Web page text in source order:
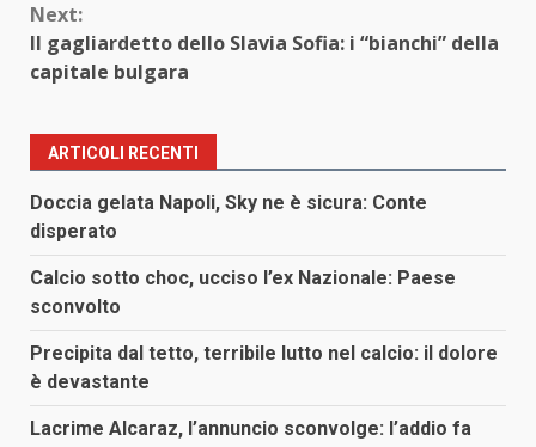
Next:
Il gagliardetto dello Slavia Sofia: i “bianchi” della
capitale bulgara
ARTICOLI RECENTI
Doccia gelata Napoli, Sky ne è sicura: Conte
disperato
Calcio sotto choc, ucciso l’ex Nazionale: Paese
sconvolto
Precipita dal tetto, terribile lutto nel calcio: il dolore
è devastante
Lacrime Alcaraz, l’annuncio sconvolge: l’addio fa